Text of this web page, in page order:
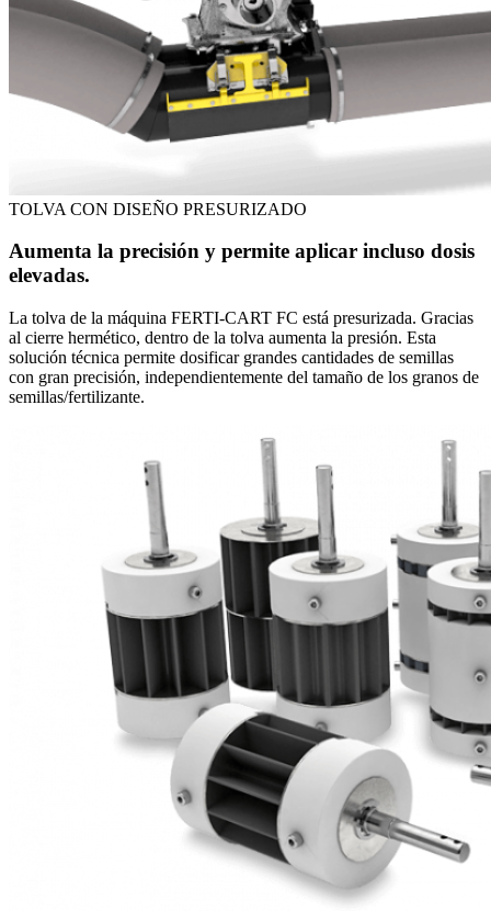
TOLVA CON DISEÑO PRESURIZADO
Aumenta la precisión y permite aplicar incluso dosis
elevadas.
La tolva de la máquina FERTI-CART FC está presurizada. Gracias
al cierre hermético, dentro de la tolva aumenta la presión. Esta
solución técnica permite dosificar grandes cantidades de semillas
con gran precisión, independientemente del tamaño de los granos de
semillas/fertilizante.